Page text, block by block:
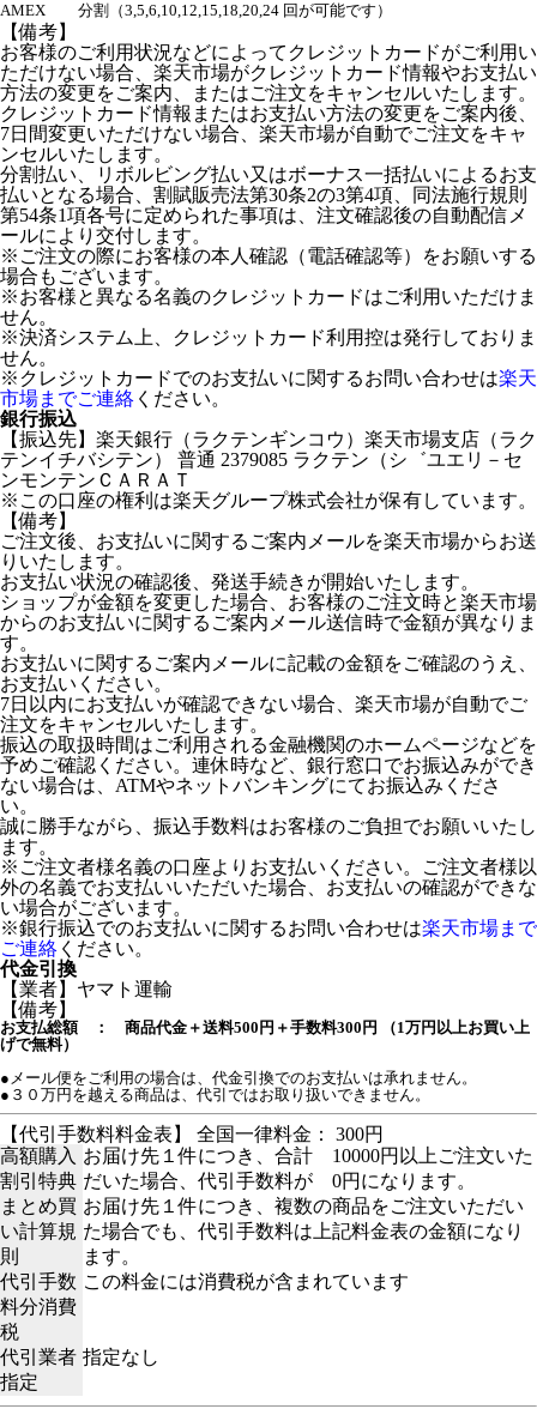
AMEX
分割（3,5,6,10,12,15,18,20,24 回が可能です）
【備考】
お客様のご利用状況などによってクレジットカードがご利用い
ただけない場合、楽天市場がクレジットカード情報やお支払い
方法の変更をご案内、またはご注文をキャンセルいたします。
クレジットカード情報またはお支払い方法の変更をご案内後、
7日間変更いただけない場合、楽天市場が自動でご注文をキャ
ンセルいたします。
分割払い、リボルビング払い又はボーナス一括払いによるお支
払いとなる場合、割賦販売法第30条2の3第4項、同法施行規則
第54条1項各号に定められた事項は、注文確認後の自動配信メ
ールにより交付します。
※ご注文の際にお客様の本人確認（電話確認等）をお願いする
場合もございます。
※お客様と異なる名義のクレジットカードはご利用いただけま
せん。
※決済システム上、クレジットカード利用控は発行しておりま
せん。
※クレジットカードでのお支払いに関するお問い合わせは楽天
市場までご連絡 ください。
銀行振込
【振込先】楽天銀行（ラクテンギンコウ）楽天市場支店（ラク
テンイチバシテン） 普通 2379085 ラクテン（シ゛ユエリ－セ
ンモンテンＣＡＲＡＴ
※この口座の権利は楽天グループ株式会社が保有しています。
【備考】
ご注文後、お支払いに関するご案内メールを楽天市場からお送
りいたします。
お支払い状況の確認後、発送手続きが開始いたします。
ショップが金額を変更した場合、お客様のご注文時と楽天市場
からのお支払いに関するご案内メール送信時で金額が異なりま
す。
お支払いに関するご案内メールに記載の金額をご確認のうえ、
お支払いください。
7日以内にお支払いが確認できない場合、楽天市場が自動でご
注文をキャンセルいたします。
振込の取扱時間はご利用される金融機関のホームページなどを
予めご確認ください。連休時など、銀行窓口でお振込みができ
ない場合は、ATMやネットバンキングにてお振込みくださ
い。
誠に勝手ながら、振込手数料はお客様のご負担でお願いいたし
ます。
※ご注文者様名義の口座よりお支払いください。ご注文者様以
外の名義でお支払いいただいた場合、お支払いの確認ができな
い場合がございます。
※銀行振込でのお支払いに関するお問い合わせは楽天市場まで
ご連絡 ください。
代金引換
【業者】ヤマト運輸
【備考】
お支払総額 ： 商品代金＋送料500円＋手数料300円 （1万円以上お買い上
げで無料）
●メール便をご利用の場合は、代金引換でのお支払いは承れません。
●３０万円を越える商品は、代引ではお取り扱いできません。
【代引手数料料金表】 全国一律料金： 300円
高額購入
割引特典
お届け先１件につき、合計 10000円以上ご注文いた
だいた場合、代引手数料が 0円になります。
まとめ買
い計算規
則
お届け先１件につき、複数の商品をご注文いただい
た場合でも、代引手数料は上記料金表の金額になり
ます。
代引手数
料分消費
税
この料金には消費税が含まれています
代引業者
指定
指定なし